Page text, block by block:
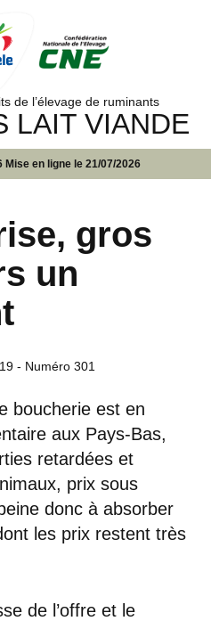
de l’élevage de ruminants
LAIT VIANDE
Mise en ligne le 21/07/2026
gros
un
- Numéro 301
boucherie est en
aux Pays-Bas,
retardées et
prix sous
donc à absorber
les prix restent très
de l’offre et le